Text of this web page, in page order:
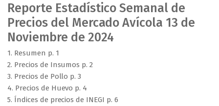
Reporte Estadístico Semanal de
Precios del Mercado Avícola 13 de
Noviembre de 2024
1. Resumen p. 1
2. Precios de Insumos p. 2
3. Precios de Pollo p. 3
4. Precios de Huevo p. 4
5. Índices de precios de INEGI p. 6